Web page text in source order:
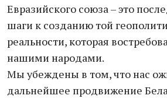
Евразийского союза – это
шаги к созданию той
реальности, которая
нашими народами.
Мы убеждены в том, что нас
дальнейшее продвижение